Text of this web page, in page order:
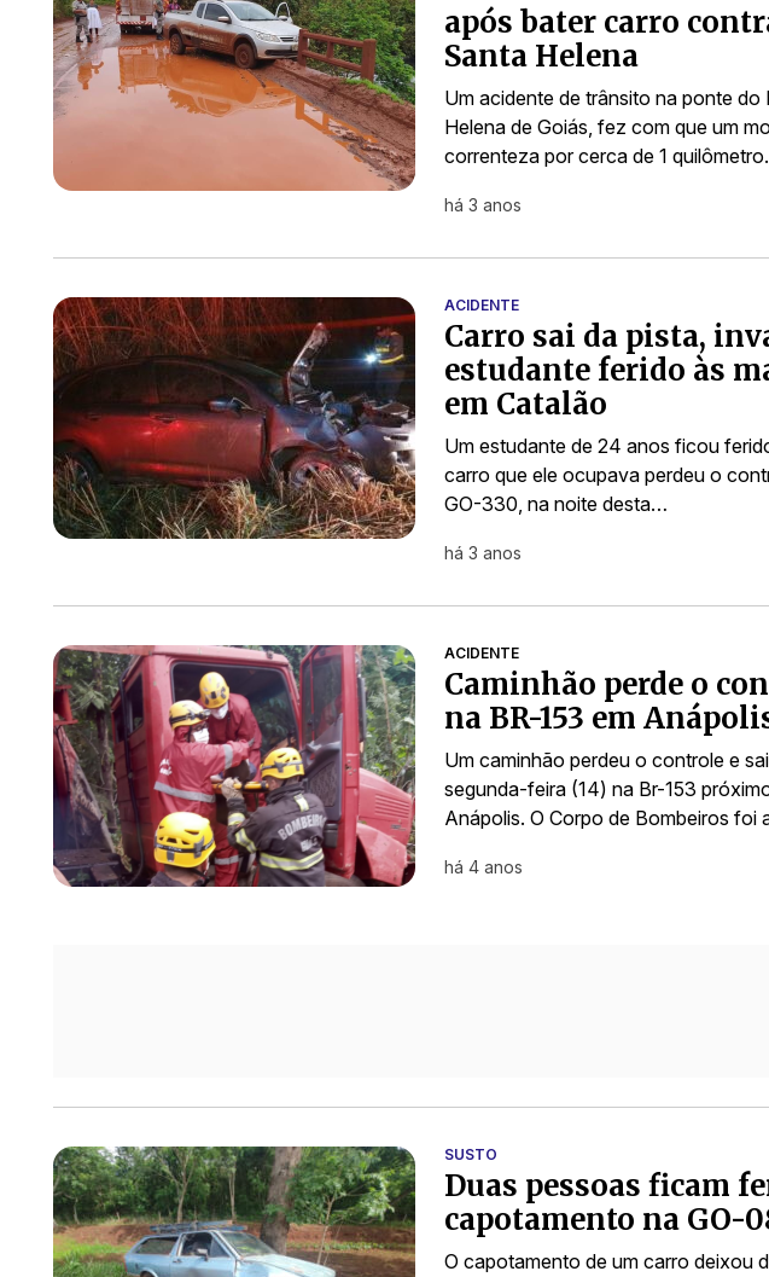
após bater carro
Santa Helena
Um acidente de trânsito na ponte
Helena de Goiás, fez com que um
correnteza por cerca de 1
há 3 anos
ACIDENTE
Carro sai da pista,
estudante ferido às
em Catalão
Um estudante de 24 anos ficou
carro que ele ocupava perdeu o
GO-330, na noite desta…
há 3 anos
ACIDENTE
Caminhão perde o
na BR-153 em
Um caminhão perdeu o controle e
segunda-feira (14) na Br-153
Anápolis. O Corpo de Bombeiros
há 4 anos
SUSTO
Duas pessoas ficam
capotamento na GO-
O capotamento de um carro deixou